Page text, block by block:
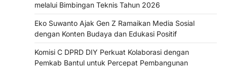
melalui Bimbingan Teknis Tahun 2026
Eko Suwanto Ajak Gen Z Ramaikan Media Sosial
dengan Konten Budaya dan Edukasi Positif
Komisi C DPRD DIY Perkuat Kolaborasi dengan
Pemkab Bantul untuk Percepat Pembangunan